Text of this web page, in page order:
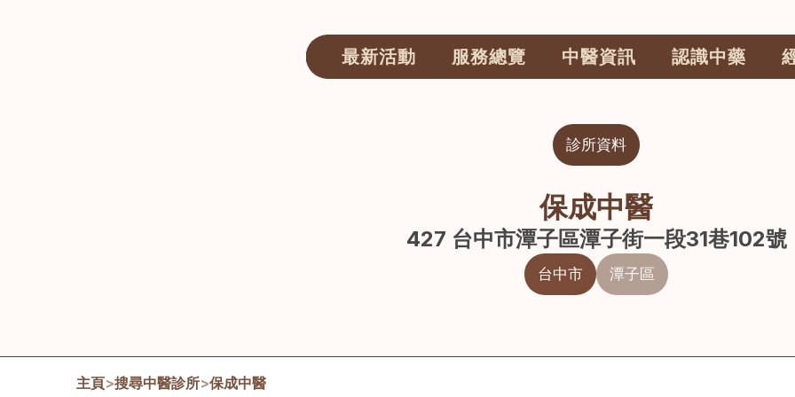
最新活動 服務總覽 中醫資訊 認識中藥
診所資料
保成中醫
427 台中市潭子區潭子街一段31巷102號
台中市 潭子區
主頁>搜尋中醫診所>保成中醫